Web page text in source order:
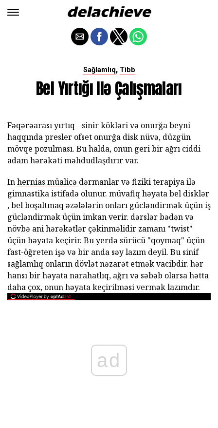
Sağlamlıq, Tibb
Bel Yırtığı Ilə Çalışmaları
Fəqərəarası yırtıq - sinir kökləri və onurğa beyni
haqqında presler ofset onurğa disk nüvə, düzgün
mövqe pozulması. Bu halda, onun geri bir ağrı ciddi
adam hərəkəti məhdudlaşdırır var.
Inhernias müalicə dərmanlar və fiziki terapiya ilə
gimnastika istifadə olunur. müvafiq həyata bel disklər
, bel boşaltmaq əzələlərin onları gücləndirmək üçün iş
gücləndirmək üçün imkan verir. dərslər bədən və
növbə ani hərəkətlər çəkinməlidir zamanı "twist"
üçün həyata keçirir. Bu yerdə sürücü "qoymaq" üçün
fast-öğreten işə və bir anda səy lazım deyil. Bu sinif
sağlamlıq onların dövlət nəzarət etmək vacibdir. hər
hansı bir həyata narahatlıq, ağrı və səbəb olarsa hətta
daha çox, onun həyata keçirilməsi vermək lazımdır.
ad